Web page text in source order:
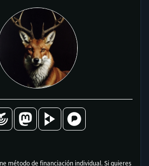
método de financiación individual. Si quieres